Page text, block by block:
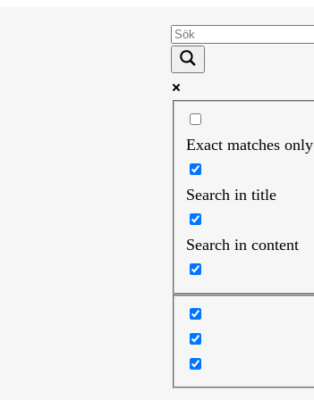
Exact matches only
Search in title
Search in content